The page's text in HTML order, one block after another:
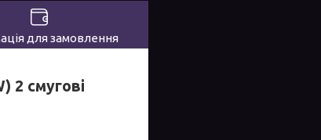
для замовлення
2 смугові